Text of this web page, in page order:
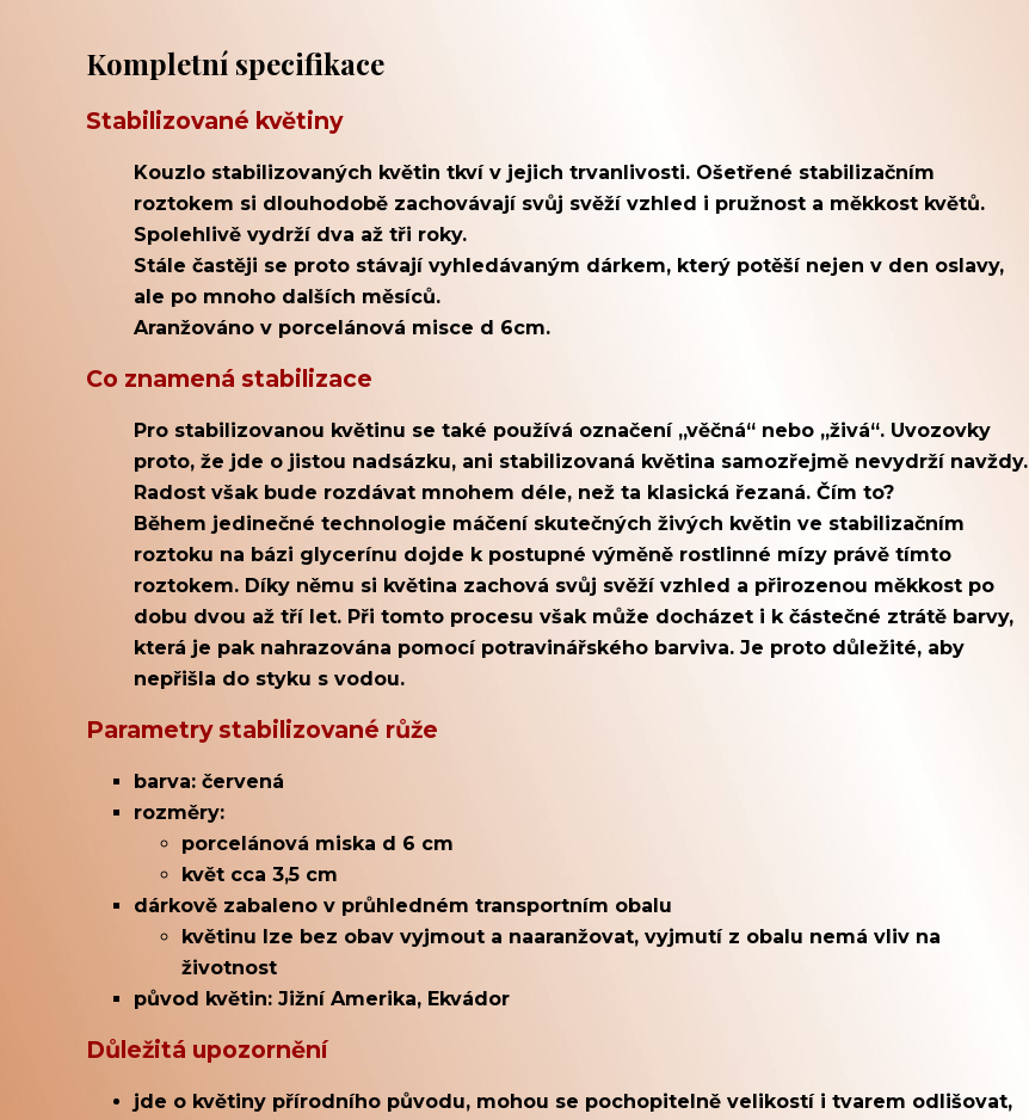
Kompletní specifikace
Stabilizované květiny
Kouzlo stabilizovaných květin tkví v jejich trvanlivosti. Ošetřené stabilizačním
roztokem si dlouhodobě zachovávají svůj svěží vzhled i pružnost a měkkost květů.
Spolehlivě vydrží dva až tři roky.
Stále častěji se proto stávají vyhledávaným dárkem, který potěší nejen v den oslavy,
ale po mnoho dalších měsíců.
Aranžováno v porcelánová misce d 6cm.
Co znamená stabilizace
Pro stabilizovanou květinu se také používá označení „věčná“ nebo „živá“. Uvozovky
proto, že jde o jistou nadsázku, ani stabilizovaná květina samozřejmě nevydrží navždy.
Radost však bude rozdávat mnohem déle, než ta klasická řezaná. Čím to?
Během jedinečné technologie máčení skutečných živých květin ve stabilizačním
roztoku na bázi glycerínu dojde k postupné výměně rostlinné mízy právě tímto
roztokem. Díky němu si květina zachová svůj svěží vzhled a přirozenou měkkost po
dobu dvou až tří let. Při tomto procesu však může docházet i k částečné ztrátě barvy,
která je pak nahrazována pomocí potravinářského barviva. Je proto důležité, aby
nepřišla do styku s vodou.
Parametry stabilizované růže
barva: červená
rozměry:
porcelánová miska d 6 cm
květ cca 3,5 cm
dárkově zabaleno v průhledném transportním obalu
květinu lze bez obav vyjmout a naaranžovat, vyjmutí z obalu nemá vliv na
životnost
původ květin: Jižní Amerika, Ekvádor
Důležitá upozornění
jde o květiny přírodního původu, mohou se pochopitelně velikostí i tvarem odlišovat,